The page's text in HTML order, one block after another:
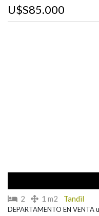
U$S85.000
2 1 m2 Tandil
DEPARTAMENTO EN